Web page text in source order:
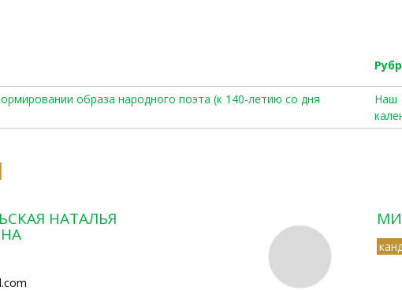
образа народного поэта (к 140-летию со дня
Наш
НАТАЛЬЯ